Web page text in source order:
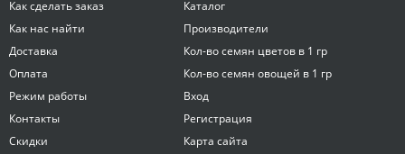
Как сделать заказ
Как нас найти
Доставка
Оплата
Режим работы
Контакты
Скидки
Каталог
Производители
Кол-во семян цветов в 1 гр
Кол-во семян овощей в 1 гр
Вход
Регистрация
Карта сайта